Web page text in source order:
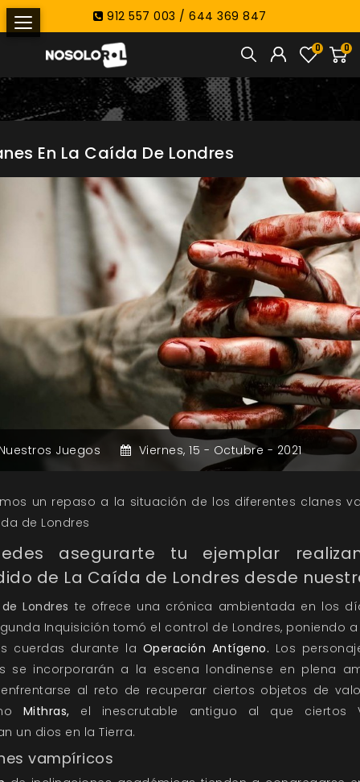
912 557 003 / 644 369 847
0
0
En La Caída De Londres
Juegos Viernes,15 - Octubre - 2021
un repaso a la situación de los diferentes clanes
de Londres
asegurarte tu ejemplar
de La Caída de Londres desde
Londres te ofrece una crónica ambientada en los
Inquisición tomó el control de Londres, poniendo a
cuerdas durante la Operación Antígeno. Los
se incorporarán a la escena londinense en plena
al reto de recuperar ciertos objetos de
Mithras, el inescrutable antiguo al que ciertos
un dios en la Tierra.
vampíricos